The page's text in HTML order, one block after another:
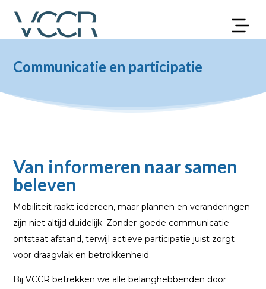
Communicatie en participatie
Van informeren naar samen
beleven
Mobiliteit raakt iedereen, maar plannen en veranderingen
zijn niet altijd duidelijk. Zonder goede communicatie
ontstaat afstand, terwijl actieve participatie juist zorgt
voor draagvlak en betrokkenheid.
Bij VCCR betrekken we alle belanghebbenden door